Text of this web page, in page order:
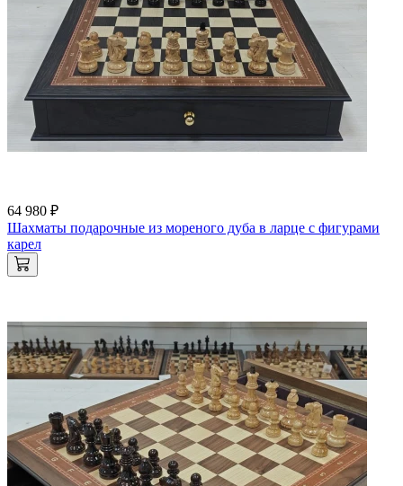
64 980 ₽
Шахматы подарочные из мореного дуба в ларце с фигурами
карел